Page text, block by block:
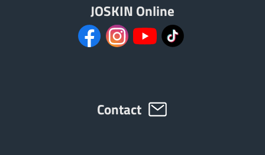
JOSKIN Online
Contact